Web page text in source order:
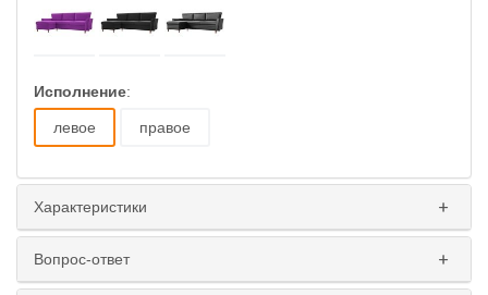
Исполнение:
левое правое
Характеристики
Вопрос-ответ